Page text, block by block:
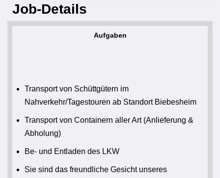
Job-Details
Aufgaben
Transport von Schüttgütern im
Nahverkehr/Tagestouren ab Standort Biebesheim
Transport von Containern aller Art (Anlieferung &
Abholung)
Be- und Entladen des LKW
Sie sind das freundliche Gesicht unseres